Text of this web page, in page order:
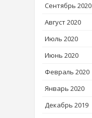
Сентябрь 2020
Август 2020
Июль 2020
Июнь 2020
Февраль 2020
Январь 2020
Декабрь 2019